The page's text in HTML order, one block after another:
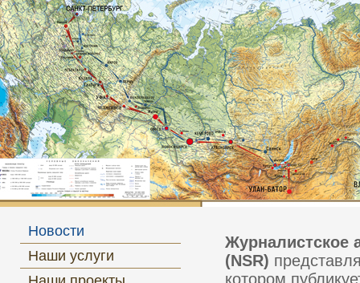
Новости
Наши услуги
Журналистское
(NSR)
котором